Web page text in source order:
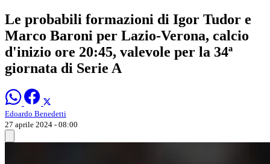
Le probabili formazioni di Igor Tudor e
Marco Baroni per Lazio-Verona, calcio
d'inizio ore 20:45, valevole per la 34ª
giornata di Serie A
Edoardo Benedetti
27 aprile 2024 - 08:00